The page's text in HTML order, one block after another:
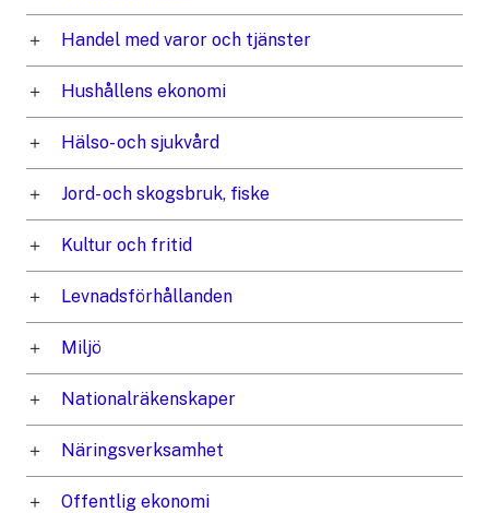
Handel med varor och tjänster
Hushållens ekonomi
Hälso- och sjukvård
Jord- och skogsbruk, fiske
Kultur och fritid
Levnadsförhållanden
Miljö
Nationalräkenskaper
Näringsverksamhet
Offentlig ekonomi